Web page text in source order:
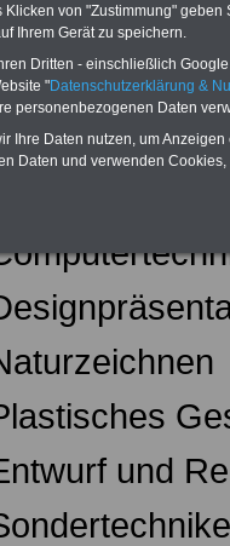
und
Klicken von "Zustimmung"
Ihrem Gerät zu speichern.
Dritten - einschließlich
"Datenschutzerklärung &
personenbezogenen Daten
Ihre Daten nutzen, um
Daten und verwenden